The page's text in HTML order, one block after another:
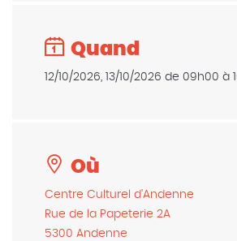
Quand
12/10/2026, 13/10/2026 de 09h00 à
Où
Centre Culturel d'Andenne
Rue de la Papeterie 2A
5300 Andenne